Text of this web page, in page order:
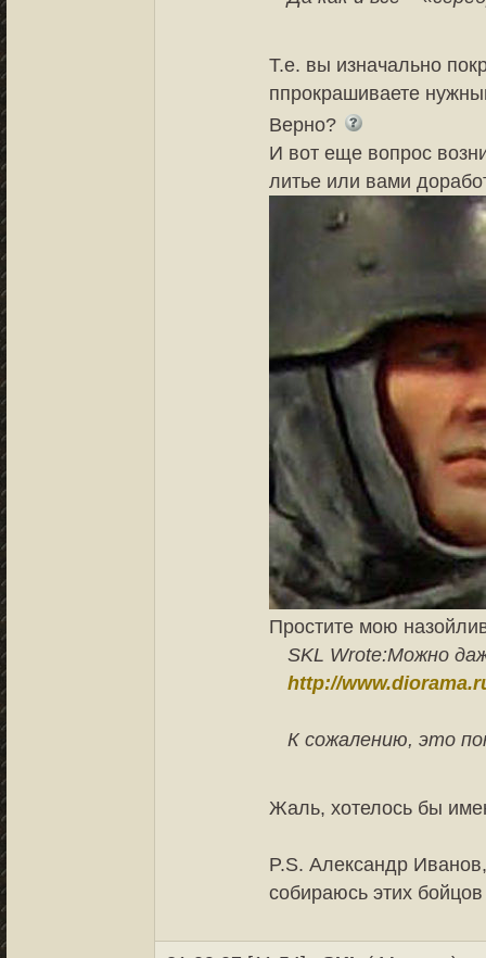
Т.е. вы изначально
ппрокрашиваете
Верно?
И вот еще вопрос
литье или вами
Простите мою
SKL Wrote:Можно
http://
К сожалению, это
Жаль, хотелось бы
P.S. Александр
собираюсь этих